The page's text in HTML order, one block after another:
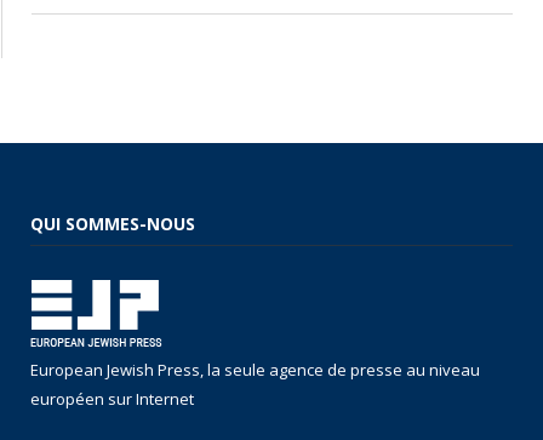
QUI SOMMES-NOUS
European Jewish Press, la seule agence de presse au niveau
européen sur Internet